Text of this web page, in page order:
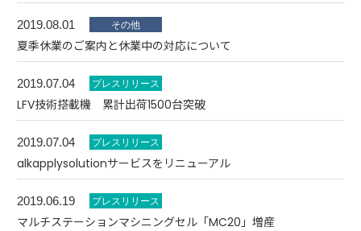
2019.08.01
夏季休業のご案内と休業中の対応について
2019.07.04
LFV技術搭載機 累計出荷1500台突破
2019.07.04
alkapplysolutionサービスをリニューアル
2019.06.19
マルチステーションマシニングセル「MC20」増産